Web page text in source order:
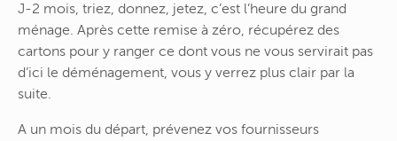
J-2 mois, triez, donnez, jetez, c’est l’heure du grand
ménage. Après cette remise à zéro, récupérez des
cartons pour y ranger ce dont vous ne vous servirait pas
d’ici le déménagement, vous y verrez plus clair par la
suite.
A un mois du départ, prévenez vos fournisseurs